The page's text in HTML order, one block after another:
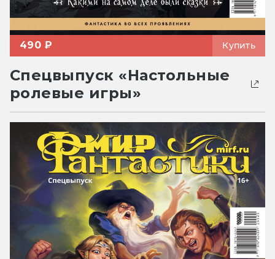
490 ₽ Купить
Спецвыпуск «Настольные
ролевые игры»